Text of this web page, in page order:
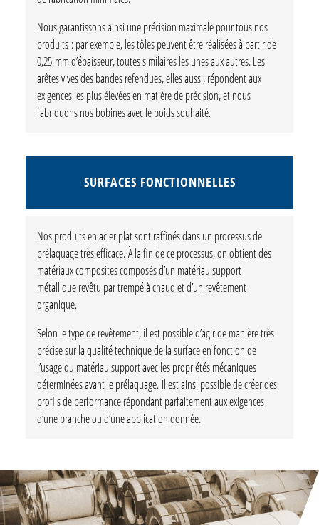
Nous garantissons ainsi une précision maximale pour tous nos
produits : par exemple, les tôles peuvent être réalisées à partir de
0,25 mm d’épaisseur, toutes similaires les unes aux autres. Les
arêtes vives des bandes refendues, elles aussi, répondent aux
exigences les plus élevées en matière de précision, et nous
fabriquons nos bobines avec le poids souhaité.
SURFACES FONCTIONNELLES
Nos produits en acier plat sont raffinés dans un processus de
prélaquage très efficace. À la fin de ce processus, on obtient des
matériaux composites composés d’un matériau support
métallique revêtu par trempé à chaud et d’un revêtement
organique.
Selon le type de revêtement, il est possible d’agir de manière très
précise sur la qualité technique de la surface en fonction de
l’usage du matériau support avec les propriétés mécaniques
déterminées avant le prélaquage. Il est ainsi possible de créer des
profils de performance répondant parfaitement aux exigences
d’une branche ou d’une application donnée.